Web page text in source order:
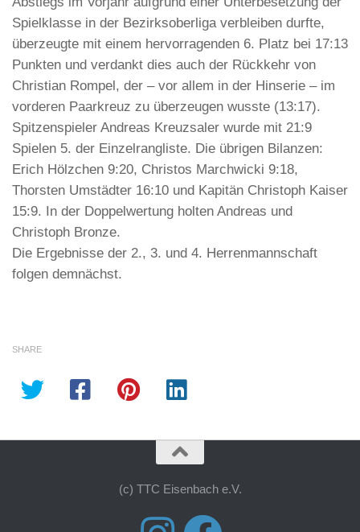
Spielklasse in der Bezirksoberliga verbleiben durfte,
überzeugte mit einem hervorragenden 6. Platz bei 17:13
Punkten und verdankt dies auch der Rückkehr von
Christian Rompel, der – vor allem in der Hinserie – im
vorderen Paarkreuz zu überzeugen wusste (13:17).
Spitzenspieler Andreas Kreuzsaler wurde mit 21:9
Spielen 5. der Einzelrangliste. Die übrigen Bilanzen:
Erich Hölzchen 9:20, Christos Marchwicki 9:18,
Thorsten Umstädter 16:10 und Kapitän Christoph Kaiser
15:9. In der Doppelwertung holten Andreas und
Christoph Bronze.
Die Ergebnisse der 2., 3. und 4. Herrenmannschaft
folgen demnächst.
SHARE
(c) TTC Eisenbach e.V.